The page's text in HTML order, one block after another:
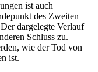
ist auch
des Zweiten
dargelegte Verlauf
Schluss zu.
wie der Tod von
ist.